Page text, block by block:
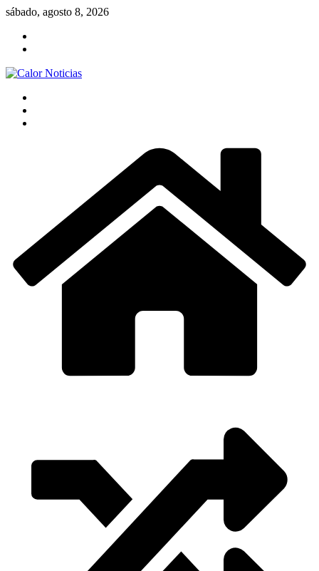
Saltar
contenido
sábado, agosto 8, 2026